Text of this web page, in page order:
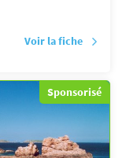
Voir la fiche
Sponsorisé